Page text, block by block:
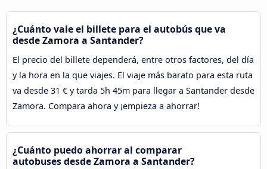
¿Cuánto vale el billete para el autobús que va
desde Zamora a Santander?
El precio del billete dependerá, entre otros factores, del día
y la hora en la que viajes. El viaje más barato para esta ruta
va desde 31 € y tarda 5h 45m para llegar a Santander desde
Zamora. Compara ahora y ¡empieza a ahorrar!
¿Cuánto puedo ahorrar al comparar
autobuses desde Zamora a Santander?